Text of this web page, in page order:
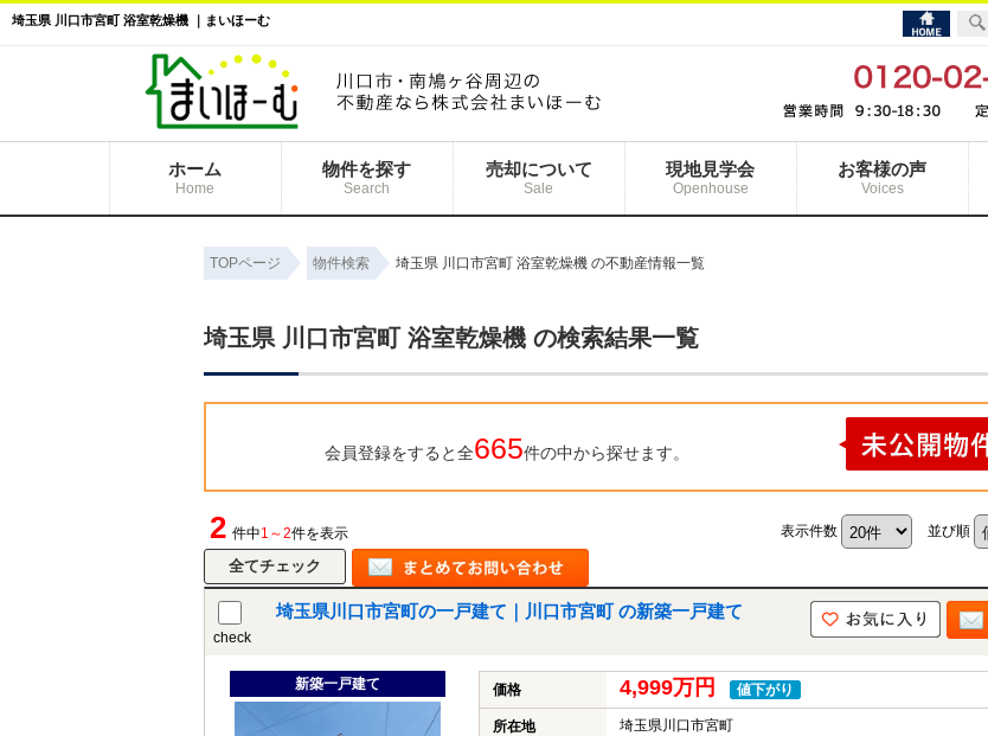
埼玉県 川口市宮町 浴室乾燥機 ｜まいほーむ
ホーム
Home
物件を探す
Search
売却について
Sale
現地見学会
Openhouse
お客様の声
Voices
TOPページ 物件検索 埼玉県 川口市宮町 浴室乾燥機 の不動産情報一覧
埼玉県 川口市宮町 浴室乾燥機 の検索結果一覧
会員登録をすると全665件の中から探せます。
2 件中1～2件を表示 表示件数 並び順
check
埼玉県川口市宮町の一戸建て｜川口市宮町 の新築一戸建て
新築一戸建て 価格 4,999万円 値下がり
所在地 埼玉県川口市宮町